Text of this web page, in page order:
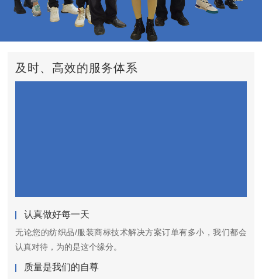
及时、高效的服务体系
认真做好每一天
无论您的纺织品/服装商标技术解决方案订单有多小，我们都会
认真对待，为的是这个缘分。
质量是我们的自尊